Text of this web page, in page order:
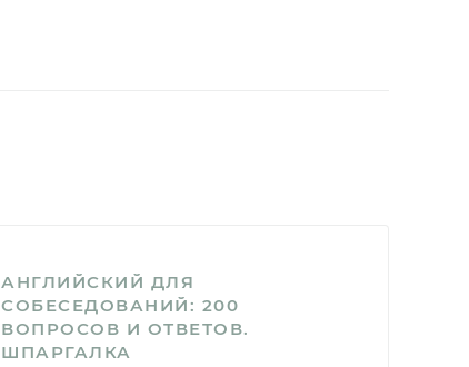
АНГЛИЙСКИЙ ДЛЯ
СОБЕСЕДОВАНИЙ: 200
ВОПРОСОВ И ОТВЕТОВ.
ШПАРГАЛКА